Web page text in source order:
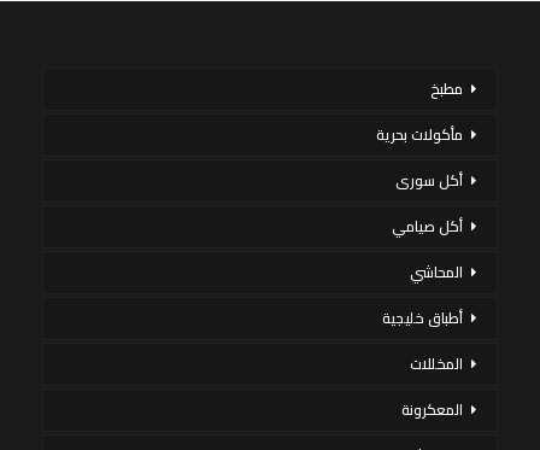
مطبخ
مأكولات بحرية
أكل سورى
أكل صيامي
المحاشي
أطباق خليجية
المخللات
المعكرونة